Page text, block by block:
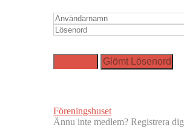
Föreningshuset
Ännu inte medlem? Registrera dig